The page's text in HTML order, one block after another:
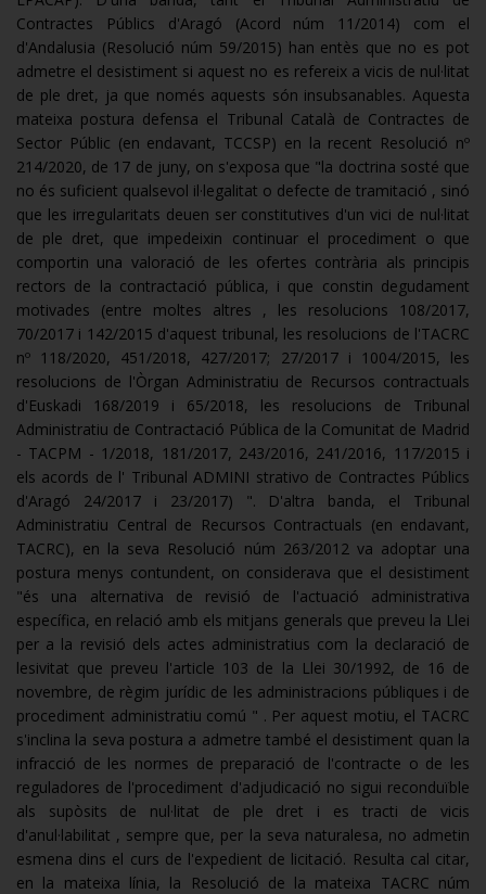
Contractes Públics d'Aragó (Acord núm 11/2014) com el
d'Andalusia (Resolució núm 59/2015) han entès que no es pot
admetre el desistiment si aquest no es refereix a vicis de nul·litat
de ple dret, ja que només aquests són insubsanables. Aquesta
mateixa postura defensa el Tribunal Català de Contractes de
Sector Públic (en endavant, TCCSP) en la recent Resolució nº
214/2020, de 17 de juny, on s'exposa que "la doctrina sosté que
no és suficient qualsevol il·legalitat o defecte de tramitació , sinó
que les irregularitats deuen ser constitutives d'un vici de nul·litat
de ple dret, que impedeixin continuar el procediment o que
comportin una valoració de les ofertes contrària als principis
rectors de la contractació pública, i que constin degudament
motivades (entre moltes altres , les resolucions 108/2017,
70/2017 i 142/2015 d'aquest tribunal, les resolucions de l'TACRC
nº 118/2020, 451/2018, 427/2017; 27/2017 i 1004/2015, les
resolucions de l'Òrgan Administratiu de Recursos contractuals
d'Euskadi 168/2019 i 65/2018, les resolucions de Tribunal
Administratiu de Contractació Pública de la Comunitat de Madrid
- TACPM - 1/2018, 181/2017, 243/2016, 241/2016, 117/2015 i
els acords de l' Tribunal ADMINI strativo de Contractes Públics
d'Aragó 24/2017 i 23/2017) ". D'altra banda, el Tribunal
Administratiu Central de Recursos Contractuals (en endavant,
TACRC), en la seva Resolució núm 263/2012 va adoptar una
postura menys contundent, on considerava que el desistiment
"és una alternativa de revisió de l'actuació administrativa
específica, en relació amb els mitjans generals que preveu la Llei
per a la revisió dels actes administratius com la declaració de
lesivitat que preveu l'article 103 de la Llei 30/1992, de 16 de
novembre, de règim jurídic de les administracions públiques i de
procediment administratiu comú " . Per aquest motiu, el TACRC
s'inclina la seva postura a admetre també el desistiment quan la
infracció de les normes de preparació de l'contracte o de les
reguladores de l'procediment d'adjudicació no sigui reconduïble
als supòsits de nul·litat de ple dret i es tracti de vicis
d'anul·labilitat , sempre que, per la seva naturalesa, no admetin
esmena dins el curs de l'expedient de licitació. Resulta cal citar,
en la mateixa línia, la Resolució de la mateixa TACRC núm